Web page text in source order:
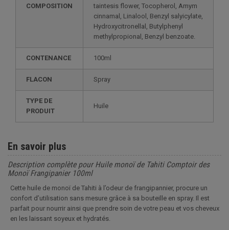
COMPOSITION
taintesis flower, Tocopherol, Amym
cinnamal, Linalool, Benzyl salyicylate,
Hydroxycitronellal, Butylphenyl
methylpropional, Benzyl benzoate.
CONTENANCE 100ml
FLACON Spray
TYPE DE
PRODUIT
Huile
En savoir plus
Description complète pour Huile monoï de Tahiti Comptoir des
Monoï Frangipanier 100ml
Cette huile de monoï de Tahiti à l’odeur de frangipannier, procure un
confort d’utilisation sans mesure grâce à sa bouteille en spray. Il est
parfait pour nourrir ainsi que prendre soin de votre peau et vos cheveux
en les laissant soyeux et hydratés.